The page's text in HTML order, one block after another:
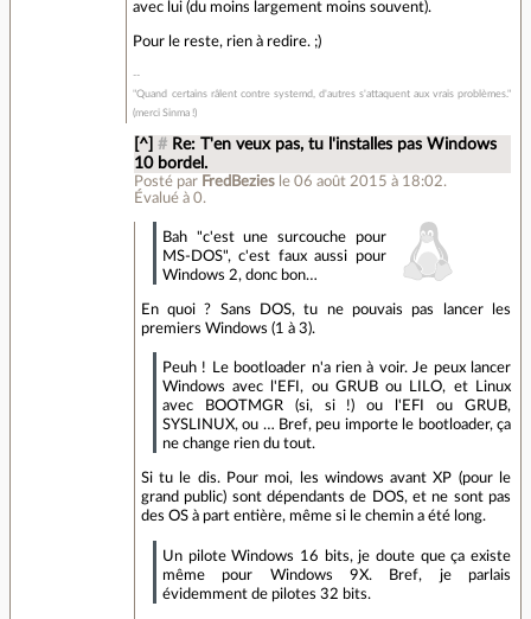
avec lui (du moins largement moins souvent).
Pour le reste, rien à redire. ;)
"Quand certains râlent contre systemd, d'autres s'attaquent aux vrais problèmes."
(merci Sinma !)
[^] # Re: T'en veux pas, tu l'installes pas Windows
10 bordel.
Posté par FredBezies le 06 août 2015 à 18:02.
Évalué à 0.
Bah "c'est une surcouche pour
MS-DOS", c'est faux aussi pour
Windows 2, donc bon…
En quoi ? Sans DOS, tu ne pouvais pas lancer les
premiers Windows (1 à 3).
Peuh ! Le bootloader n'a rien à voir. Je peux lancer
Windows avec l'EFI, ou GRUB ou LILO, et Linux
avec BOOTMGR (si, si !) ou l'EFI ou GRUB,
SYSLINUX, ou … Bref, peu importe le bootloader, ça
ne change rien du tout.
Si tu le dis. Pour moi, les windows avant XP (pour le
grand public) sont dépendants de DOS, et ne sont pas
des OS à part entière, même si le chemin a été long.
Un pilote Windows 16 bits, je doute que ça existe
même pour Windows 9X. Bref, je parlais
évidemment de pilotes 32 bits.